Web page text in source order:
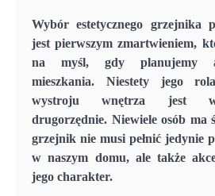
Wybór estetycznego grzejnika
jest pierwszym zmartwieniem,
na myśl, gdy planujemy
mieszkania. Niestety jego
wystroju wnętrza jest
drugorzędnie. Niewiele osób ma
grzejnik nie musi pełnić jedynie
w naszym domu, ale także
jego charakter.